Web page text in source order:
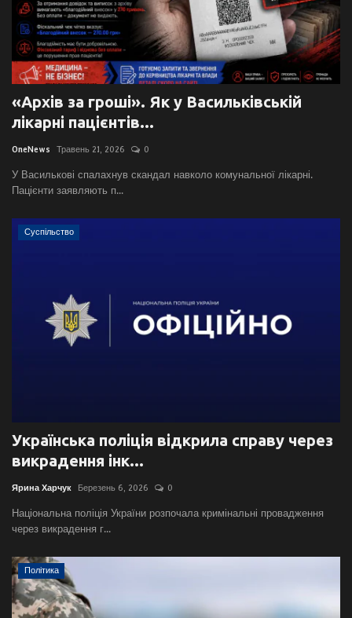
«Архів за гроші». Як у Васильківській
лікарні пацієнтів...
OneNews Травень 21, 2026 0
У Василькові спалахнув скандал навколо комунальної лікарні.
Пацієнти заявляють п...
Суспільство
Українська поліція відкрила справу через
викрадення інк...
Ярина Харчук Березень 6, 2026 0
Національна поліція України розпочала кримінальні провадження
через викрадення г...
Політика